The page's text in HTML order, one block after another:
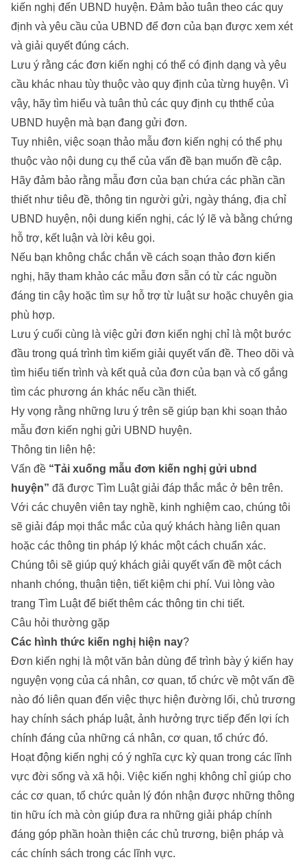
kiến nghị đến UBND huyện. Đảm bảo tuân theo các quy
định và yêu cầu của UBND để đơn của bạn được xem xét
và giải quyết đúng cách.
Lưu ý rằng các đơn kiến nghị có thể có định dạng và yêu
cầu khác nhau tùy thuộc vào quy định của từng huyện. Vì
vậy, hãy tìm hiểu và tuân thủ các quy định cụ ththể của
UBND huyện mà bạn đang gửi đơn.
Tuy nhiên, việc soạn thảo mẫu đơn kiến nghị có thể phụ
thuộc vào nội dung cụ thể của vấn đề bạn muốn đề cập.
Hãy đảm bảo rằng mẫu đơn của bạn chứa các phần cần
thiết như tiêu đề, thông tin người gửi, ngày tháng, địa chỉ
UBND huyện, nội dung kiến nghị, các lý lẽ và bằng chứng
hỗ trợ, kết luận và lời kêu gọi.
Nếu bạn không chắc chắn về cách soạn thảo đơn kiến
nghị, hãy tham khảo các mẫu đơn sẵn có từ các nguồn
đáng tin cậy hoặc tìm sự hỗ trợ từ luật sư hoặc chuyên gia
phù hợp.
Lưu ý cuối cùng là việc gửi đơn kiến nghị chỉ là một bước
đầu trong quá trình tìm kiếm giải quyết vấn đề. Theo dõi và
tìm hiểu tiến trình và kết quả của đơn của bạn và cố gắng
tìm các phương án khác nếu cần thiết.
Hy vọng rằng những lưu ý trên sẽ giúp bạn khi soạn thảo
mẫu đơn kiến nghị gửi UBND huyện.
Thông tin liên hệ:
Vấn đề “Tải xuống mẫu đơn kiến nghị gửi ubnd
huyện” đã được Tìm Luật giải đáp thắc mắc ở bên trên.
Với các chuyên viên tay nghề, kinh nghiệm cao, chúng tôi
sẽ giải đáp mọi thắc mắc của quý khách hàng liên quan
hoặc các thông tin pháp lý khác một cách chuẩn xác.
Chúng tôi sẽ giúp quý khách giải quyết vấn đề một cách
nhanh chóng, thuận tiện, tiết kiệm chi phí. Vui lòng vào
trang Tìm Luật để biết thêm các thông tin chi tiết.
Câu hỏi thường gặp
Các hình thức kiến nghị hiện nay?
Đơn kiến nghị là một văn bản dùng để trình bày ý kiến hay
nguyện vọng của cá nhân, cơ quan, tổ chức về một vấn đề
nào đó liên quan đến việc thực hiện đường lối, chủ trương
hay chính sách pháp luật, ảnh hưởng trực tiếp đến lợi ích
chính đáng của những cá nhân, cơ quan, tổ chức đó.
Hoạt động kiến nghị có ý nghĩa cực kỳ quan trong các lĩnh
vực đời sống và xã hội. Việc kiến nghị không chỉ giúp cho
các cơ quan, tổ chức quản lý đón nhận được những thông
tin hữu ích mà còn giúp đưa ra những giải pháp chính
đáng góp phần hoàn thiện các chủ trương, biện pháp và
các chính sách trong các lĩnh vực.